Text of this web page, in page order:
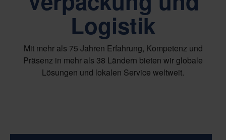
Logistik
Mit mehr als 75 Jahren Erfahrung, Kompetenz und
Präsenz in mehr als 38 Ländern bieten wir globale
Lösungen und lokalen Service weltweit.